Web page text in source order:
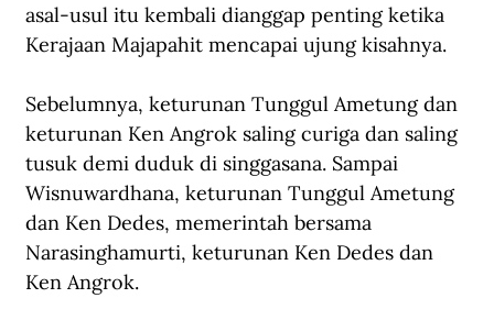
asal-usul itu kembali dianggap penting ketika
Kerajaan Majapahit mencapai ujung kisahnya.
Sebelumnya, keturunan Tunggul Ametung dan
keturunan Ken Angrok saling curiga dan saling
tusuk demi duduk di singgasana. Sampai
Wisnuwardhana, keturunan Tunggul Ametung
dan Ken Dedes, memerintah bersama
Narasinghamurti, keturunan Ken Dedes dan
Ken Angrok.